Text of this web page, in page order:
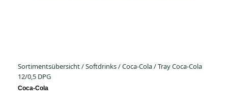
Sortimentsübersicht/Softdrinks/Coca-Cola/Tray Coca-Cola
12/0,5 DPG
Coca-Cola